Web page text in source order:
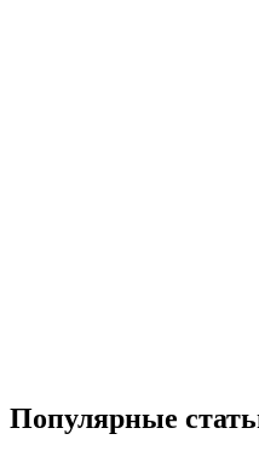
Популярные